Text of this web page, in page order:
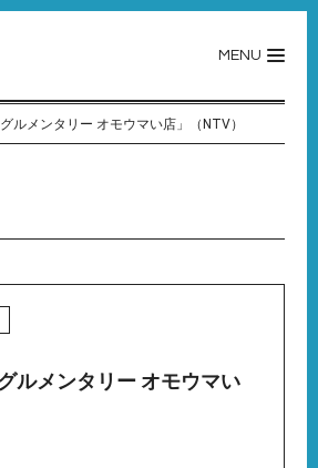
MENU
グルメンタリー オモウマい店」（NTV）
ルメンタリー オモウマい